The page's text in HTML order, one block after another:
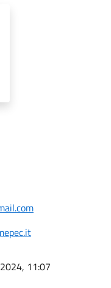
11:07